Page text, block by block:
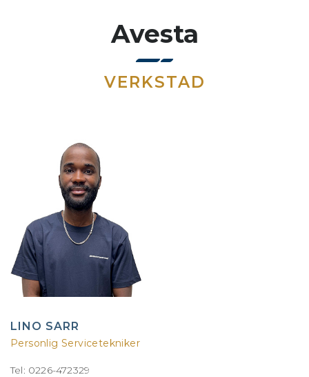
Avesta
VERKSTAD
LINO SARR
Personlig Servicetekniker
Tel: 0226-472329